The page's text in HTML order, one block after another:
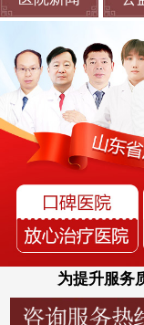
为提升服务